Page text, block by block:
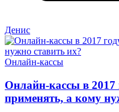
Денис
Онлайн-кассы
Онлайн-кассы в 2017
применять, а кому